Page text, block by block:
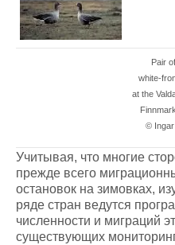
Pair
white-
at the
©
Учитывая, что многие
прежде всего
остановок на зимовках,
ряде стран ведутся
численности и миграций
существующих